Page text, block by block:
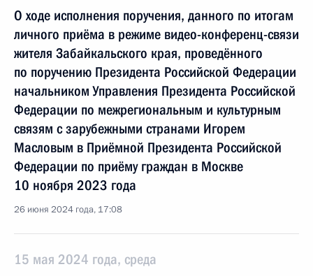
О ходе исполнения поручения, данного по итогам
личного приёма в режиме видео-конференц-связи
жителя Забайкальского края, проведённого
по поручению Президента Российской Федерации
начальником Управления Президента Российской
Федерации по межрегиональным и культурным
связям с зарубежными странами Игорем
Масловым в Приёмной Президента Российской
Федерации по приёму граждан в Москве
10 ноября 2023 года
26 июня 2024 года, 17:08
15 мая 2024 года, среда